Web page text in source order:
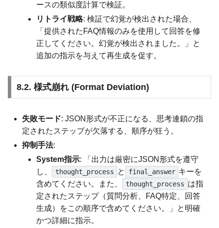
ースの類似度計算で検証。
リトライ戦略: 検証で幻覚が検出された場合、
「提供されたFAQ情報のみを使用して回答を修
正してください。幻覚が検出されました。」と
追加の指示を与えて再生成を促す。
8.2. 様式崩れ (Format Deviation)
失敗モード: JSON形式が不正になる、思考連鎖の指
定されたステップが欠落する、順序が狂う。
抑制手法:
System指示: 「出力は厳密にJSON形式を遵守
し、
thought_process と final_answer キーを
含めてください。また、
thought_process は指
定されたステップ（質問分析、FAQ特定、回答
生成）をこの順序で含めてください。」と明確
かつ詳細に指示。